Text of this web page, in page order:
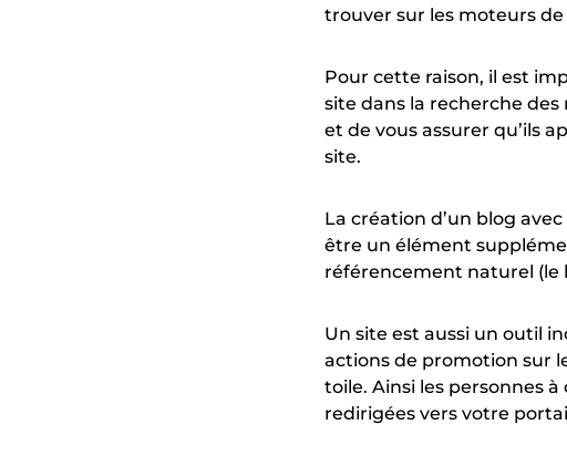
trouver sur les moteurs
Pour cette raison, il est
site dans la recherche
et de vous assurer qu’ils
site.
La création d’un blog
être un élément
référencement naturel (le
Un site est aussi un outil
actions de promotion sur
toile. Ainsi les personnes
redirigées vers votre